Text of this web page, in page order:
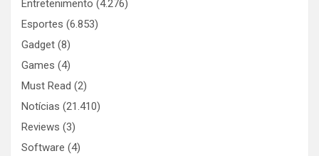
Entretenimento (4.276)
Esportes (6.853)
Gadget (8)
Games (4)
Must Read (2)
Notícias (21.410)
Reviews (3)
Software (4)